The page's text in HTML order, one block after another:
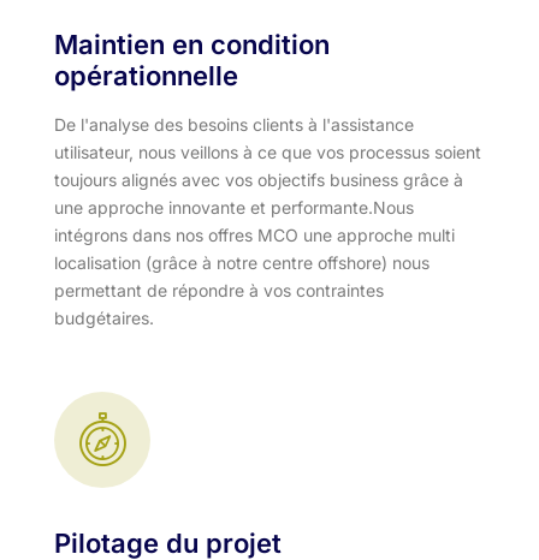
Maintien en condition
opérationnelle
De l'analyse des besoins clients à l'assistance
utilisateur, nous veillons à ce que vos processus soient
toujours alignés avec vos objectifs business grâce à
une approche innovante et performante.​ Nous
intégrons dans nos offres MCO une approche multi
localisation (grâce à notre centre offshore) nous
permettant de répondre à vos contraintes
budgétaires.
Pilotage du projet